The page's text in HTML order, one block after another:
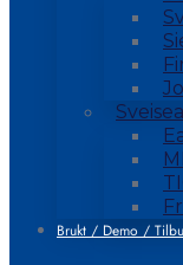
Brukt / Demo /